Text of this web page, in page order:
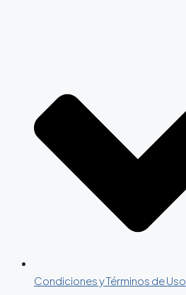
Condiciones y Términos de Uso